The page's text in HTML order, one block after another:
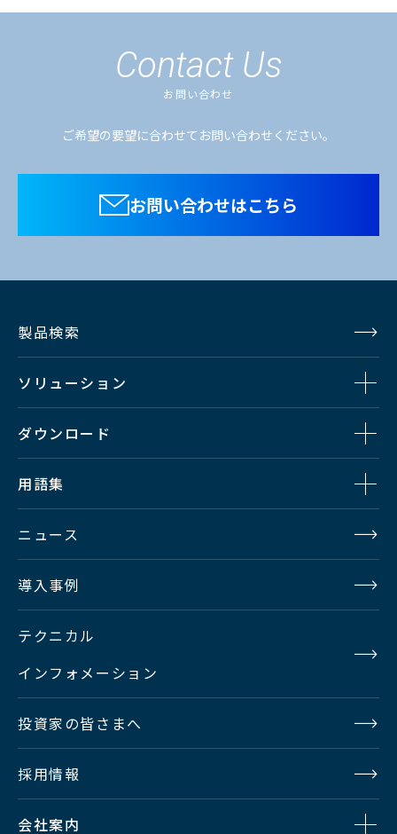
HDK970A/970AP
ロードできます。
複数のファイルをダウンロードする場合、選択するボタン
Contact Us
お問い合わせ
ご希望の要望に合わせてお問い合わせください。
お問い合わせはこちら
製品検索
ソリューション
ダウンロード
用語集
ニュース
導入事例
テクニカル
インフォメーション
投資家の皆さまへ
採用情報
会社案内